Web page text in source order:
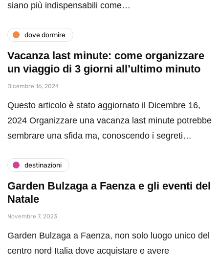
siano più indispensabili come…
dove dormire
Vacanza last minute: come organizzare
un viaggio di 3 giorni all’ultimo minuto
Dicembre 16, 2024
Questo articolo è stato aggiornato il Dicembre 16,
2024 Organizzare una vacanza last minute potrebbe
sembrare una sfida ma, conoscendo i segreti…
destinazioni
Garden Bulzaga a Faenza e gli eventi del
Natale
Novembre 7, 2023
Garden Bulzaga a Faenza, non solo luogo unico del
centro nord Italia dove acquistare e avere